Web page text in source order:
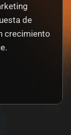
de
crecimiento